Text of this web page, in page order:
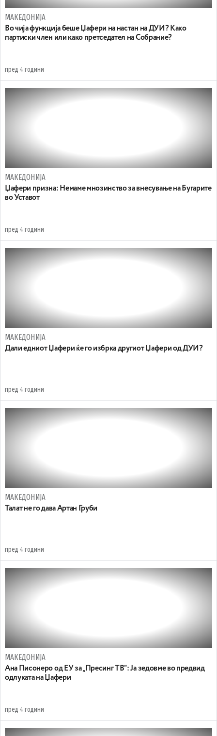
МАКЕДОНИЈА
Во чија функција беше Џафери на настан на ДУИ? Како
партиски член или како претседател на Собрание?
пред 4 години
МАКЕДОНИЈА
Џафери призна: Немаме мнозинство за внесување на Бугарите
во Уставот
пред 4 години
МАКЕДОНИЈА
Дали едниот Џафери ќе го избрка другиот Џафери од ДУИ?
пред 4 години
МАКЕДОНИЈА
Талат не го дава Артан Груби
пред 4 години
МАКЕДОНИЈА
Ана Писонеро од ЕУ за „Пресинг ТВ“: Ја зедовме во предвид
одлуката на Џафери
пред 4 години